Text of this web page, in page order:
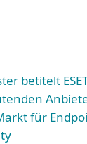
betitelt
für